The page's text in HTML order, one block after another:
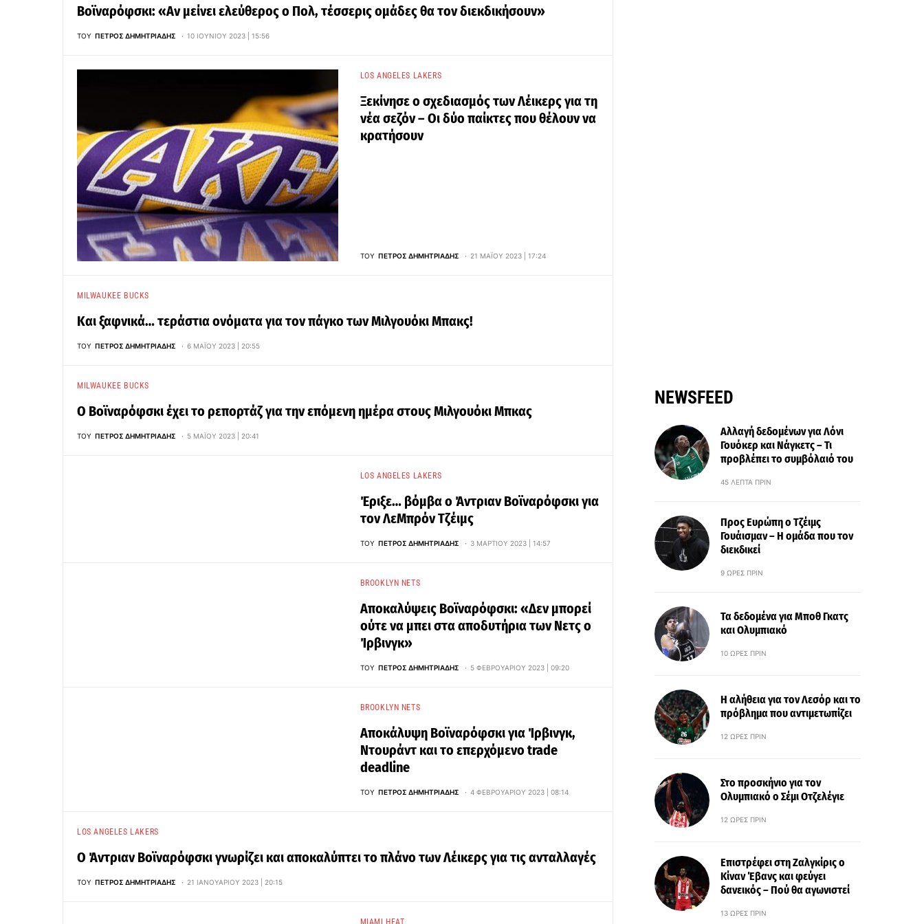
Βοϊναρόφσκι: «Αν μείνει ελεύθερος ο Πολ, τέσσερις ομάδες θα τον διεκδικήσουν»
ΤΟΥ ΠΈΤΡΟΣ ΔΗΜΗΤΡΙΆΔΗΣ 10 ΙΟΥΝΊΟΥ 2023 | 15:56
LOS ANGELES LAKERS
Ξεκίνησε ο σχεδιασμός των Λέικερς για τη
νέα σεζόν – Οι δύο παίκτες που θέλουν να
κρατήσουν
ΤΟΥ ΠΈΤΡΟΣ ΔΗΜΗΤΡΙΆΔΗΣ 21 ΜΑΪ́ΟΥ 2023 | 17:24
MILWAUKEE BUCKS
Και ξαφνικά… τεράστια ονόματα για τον πάγκο των Μιλγουόκι Μπακς!
ΤΟΥ ΠΈΤΡΟΣ ΔΗΜΗΤΡΙΆΔΗΣ 6 ΜΑΪ́ΟΥ 2023 | 20:55
MILWAUKEE BUCKS
Ο Βοϊναρόφσκι έχει το ρεπορτάζ για την επόμενη ημέρα στους Μιλγουόκι Μπκας
ΤΟΥ ΠΈΤΡΟΣ ΔΗΜΗΤΡΙΆΔΗΣ 5 ΜΑΪ́ΟΥ 2023 | 20:41
LOS ANGELES LAKERS
Έριξε… βόμβα ο Άντριαν Βοϊναρόφσκι για
τον ΛεΜπρόν Τζέιμς
ΤΟΥ ΠΈΤΡΟΣ ΔΗΜΗΤΡΙΆΔΗΣ 3 ΜΑΡΤΊΟΥ 2023 | 14:57
BROOKLYN NETS
Αποκαλύψεις Βοϊναρόφσκι: «Δεν μπορεί
ούτε να μπει στα αποδυτήρια των Νετς ο
Ίρβινγκ»
ΤΟΥ ΠΈΤΡΟΣ ΔΗΜΗΤΡΙΆΔΗΣ 5 ΦΕΒΡΟΥΑΡΊΟΥ 2023 | 09:20
BROOKLYN NETS
Αποκάλυψη Βοϊναρόφσκι για Ίρβινγκ,
Ντουράντ και το επερχόμενο trade
deadline
ΤΟΥ ΠΈΤΡΟΣ ΔΗΜΗΤΡΙΆΔΗΣ 4 ΦΕΒΡΟΥΑΡΊΟΥ 2023 | 08:14
LOS ANGELES LAKERS
Ο Άντριαν Βοϊναρόφσκι γνωρίζει και αποκαλύπτει το πλάνο των Λέικερς για τις ανταλλαγές
ΤΟΥ ΠΈΤΡΟΣ ΔΗΜΗΤΡΙΆΔΗΣ 21 ΙΑΝΟΥΑΡΊΟΥ 2023 | 20:15
NEWSFEED
Αλλαγή δεδομένων για Λόνι
Γουόκερ και Νάγκετς – Τι
προβλέπει το συμβόλαιό του
45 ΛΕΠΤΆ ΠΡΙΝ
Προς Ευρώπη ο Τζέιμς
Γουάισμαν – Η ομάδα που τον
διεκδικεί
9 ΏΡΕΣ ΠΡΙΝ
Τα δεδομένα για Μποθ Γκατς
και Ολυμπιακό
10 ΏΡΕΣ ΠΡΙΝ
Η αλήθεια για τον Λεσόρ και το
πρόβλημα που αντιμετωπίζει
12 ΏΡΕΣ ΠΡΙΝ
Στο προσκήνιο για τον
Ολυμπιακό ο Σέμι Οτζελέγιε
12 ΏΡΕΣ ΠΡΙΝ
Επιστρέφει στη Ζαλγκίρις ο
Κίναν Έβανς και φεύγει
δανεικός – Πού θα αγωνιστεί
13 ΏΡΕΣ ΠΡΙΝ